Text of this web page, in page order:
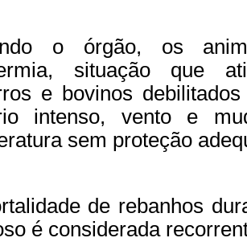
o órgão, os
situação que
e bovinos
intenso, vento e
sem proteção
de rebanhos
é considerada